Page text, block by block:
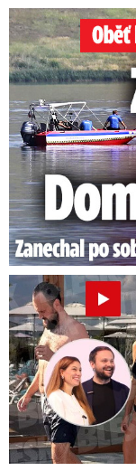
Oběť bouře v